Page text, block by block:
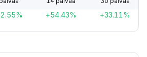
+54.43% +33.11%